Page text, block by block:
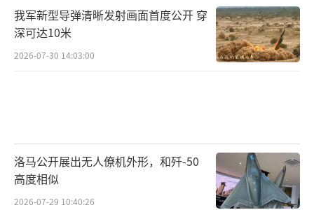
我军新型导弹清晰发射画面首度公开 穿
深可达10米
2026-07-30 14:03:00
洛马公开展出无人僚机外形，和歼-50
高度相似
2026-07-29 10:40:26